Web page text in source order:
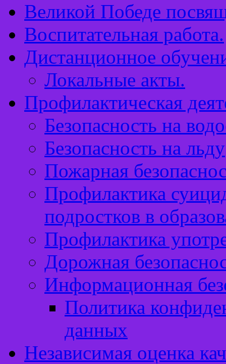
Великой Победе
Воспитательная работа.
Дистанционное
Локальные акты.
Профилактическая
Безопасность на
Безопасность на льду
Пожарная
Профилактика
подростков в
Профилактика
Дорожная
Информационная
Политика
данных
Независимая оценка